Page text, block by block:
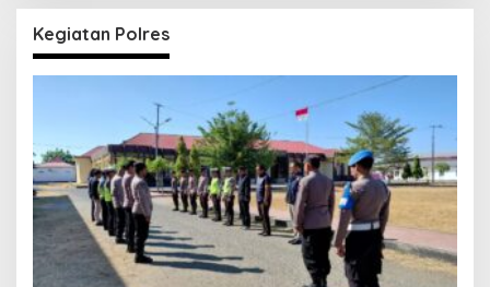
Kegiatan Polres